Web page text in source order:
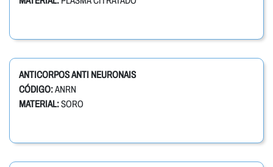
ANTICORPOS ANTI NEURONAIS
CÓDIGO:ANRN
MATERIAL:SORO